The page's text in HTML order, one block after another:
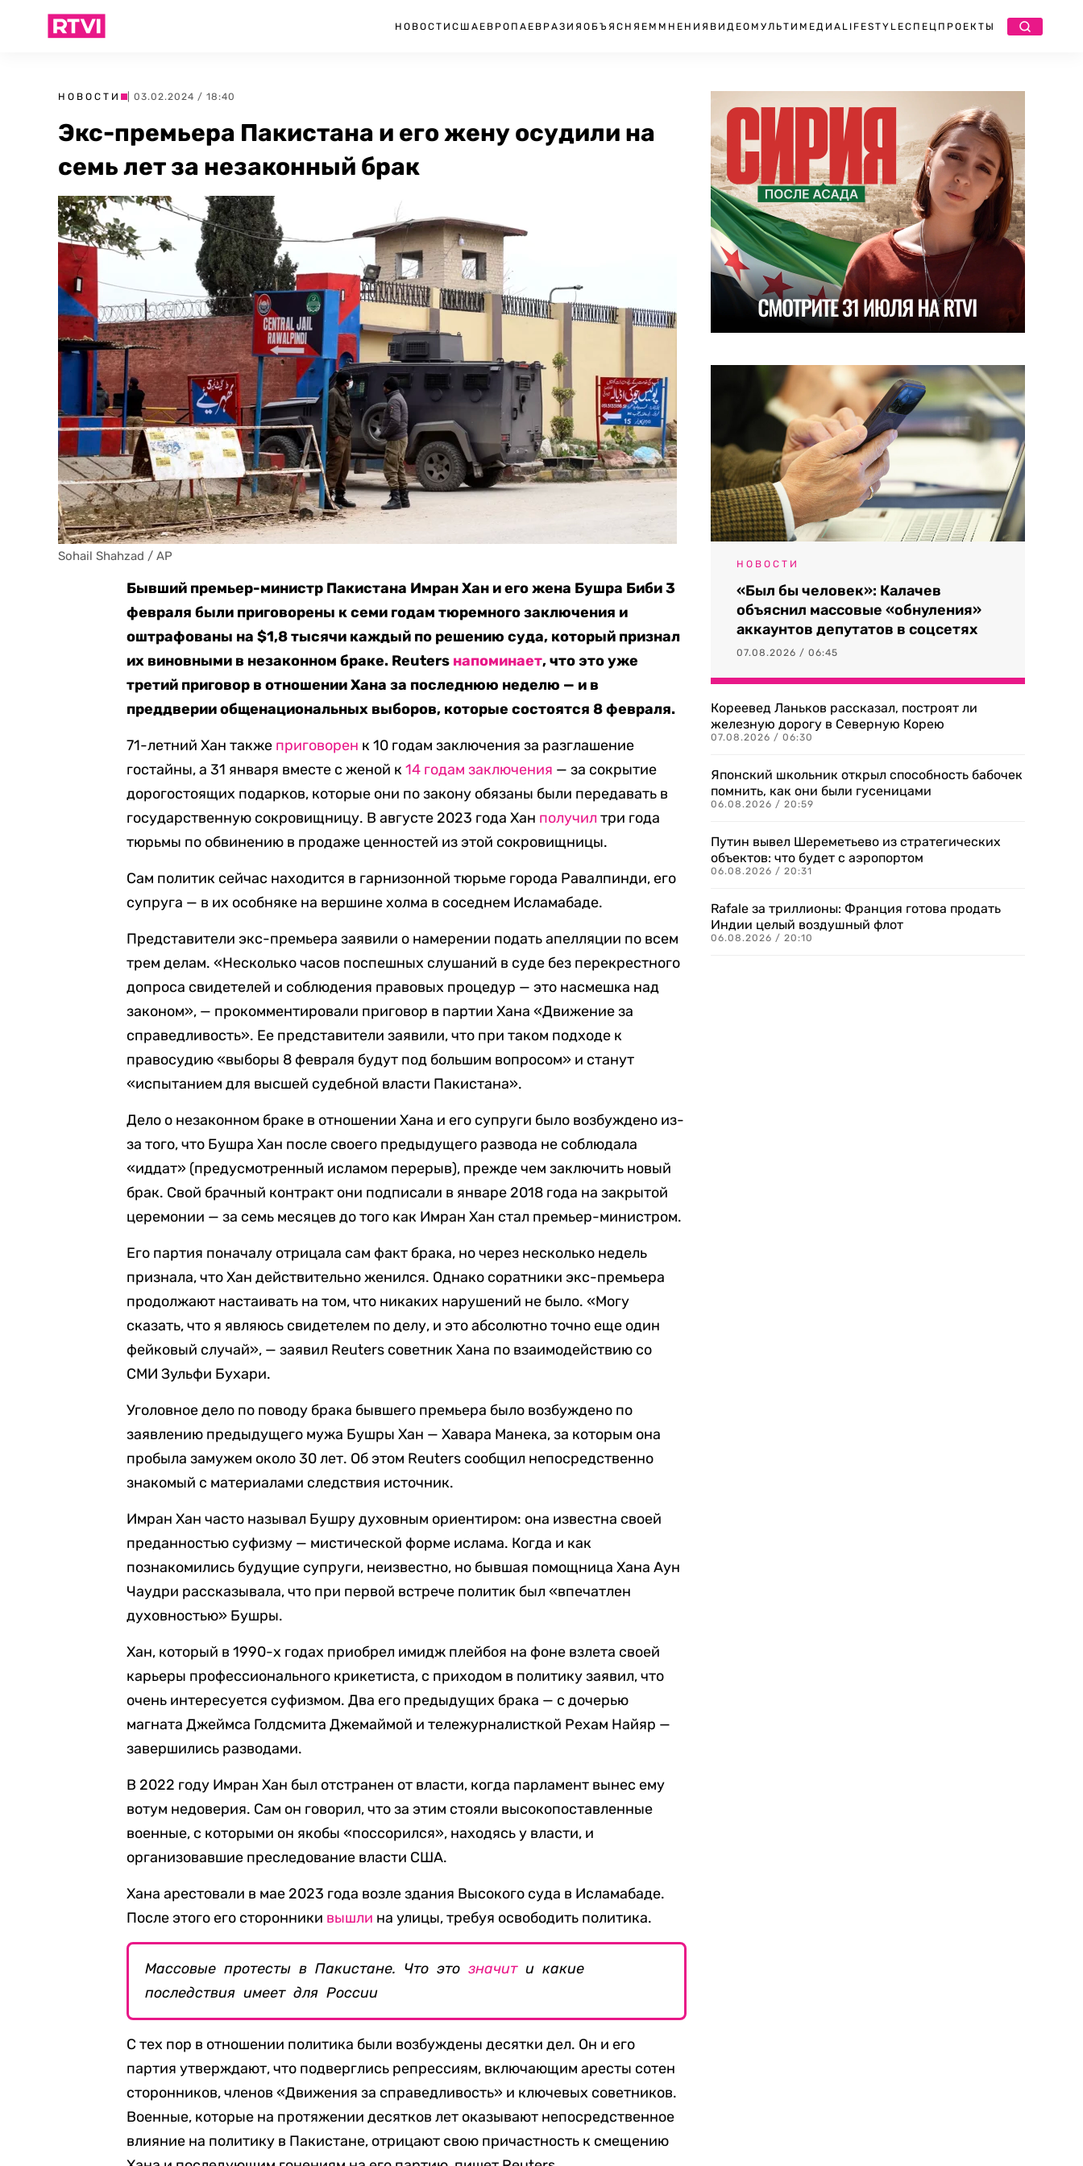
НОВОСТИ США ЕВРОПА ЕВРАЗИЯ ОБЪЯСНЯЕМ МНЕНИЯ ВИДЕО МУЛЬТИМЕДИА LIFESTYLEСПЕЦПРОЕКТЫ
НОВОСТИ | 03.02.2024 / 18:40
Экс-премьера Пакистана и его жену осудили на
семь лет за незаконный брак
Sohail Shahzad / AP
Бывший премьер-министр Пакистана Имран Хан и его жена Бушра Биби 3
февраля были приговорены к семи годам тюремного заключения и
оштрафованы на $1,8 тысячи каждый по решению суда, который признал
их виновными в незаконном браке. Reuters напоминает, что это уже
третий приговор в отношении Хана за последнюю неделю — и в
преддверии общенациональных выборов, которые состоятся 8 февраля.
71-летний Хан также приговорен к 10 годам заключения за разглашение
гостайны, а 31 января вместе с женой к14 годам заключения — за сокрытие
дорогостоящих подарков, которые они по закону обязаны были передавать в
государственную сокровищницу. В августе 2023 года Хан получил три года
тюрьмы по обвинению в продаже ценностей из этой сокровищницы.
Сам политик сейчас находится в гарнизонной тюрьме города Равалпинди, его
супруга — в их особняке на вершине холма в соседнем Исламабаде.
Представители экс-премьера заявили о намерении подать апелляции по всем
трем делам. «Несколько часов поспешных слушаний в суде без перекрестного
допроса свидетелей и соблюдения правовых процедур — это насмешка над
законом», — прокомментировали приговор в партии Хана «Движение за
справедливость». Ее представители заявили, что при таком подходе к
правосудию «выборы 8 февраля будут под большим вопросом» и станут
«испытанием для высшей судебной власти Пакистана».
Дело о незаконном браке в отношении Хана и его супруги было возбуждено из-
за того, что Бушра Хан после своего предыдущего развода не соблюдала
«иддат» (предусмотренный исламом перерыв), прежде чем заключить новый
брак. Свой брачный контракт они подписали в январе 2018 года на закрытой
церемонии — за семь месяцев до того как Имран Хан стал премьер-министром.
Его партия поначалу отрицала сам факт брака, но через несколько недель
признала, что Хан действительно женился. Однако соратники экс-премьера
продолжают настаивать на том, что никаких нарушений не было. «Могу
сказать, что я являюсь свидетелем по делу, и это абсолютно точно еще один
фейковый случай», — заявил Reuters советник Хана по взаимодействию со
СМИ Зульфи Бухари.
Уголовное дело по поводу брака бывшего премьера было возбуждено по
заявлению предыдущего мужа Бушры Хан — Хавара Манека, за которым она
пробыла замужем около 30 лет. Об этом Reuters сообщил непосредственно
знакомый с материалами следствия источник.
Имран Хан часто называл Бушру духовным ориентиром: она известна своей
преданностью суфизму — мистической форме ислама. Когда и как
познакомились будущие супруги, неизвестно, но бывшая помощница Хана Аун
Чаудри рассказывала, что при первой встрече политик был «впечатлен
духовностью» Бушры.
Хан, который в 1990-х годах приобрел имидж плейбоя на фоне взлета своей
карьеры профессионального крикетиста, с приходом в политику заявил, что
очень интересуется суфизмом. Два его предыдущих брака — с дочерью
магната Джеймса Голдсмита Джемаймой и тележурналисткой Рехам Найяр —
завершились разводами.
В 2022 году Имран Хан был отстранен от власти, когда парламент вынес ему
вотум недоверия. Сам он говорил, что за этим стояли высокопоставленные
военные, с которыми он якобы «поссорился», находясь у власти, и
организовавшие преследование власти США.
Хана арестовали в мае 2023 года возле здания Высокого суда в Исламабаде.
После этого его сторонники вышли на улицы, требуя освободить политика.
Массовые протесты в Пакистане. Что этозначити какие
последствия имеет для России
С тех пор в отношении политика были возбуждены десятки дел. Он и его
партия утверждают, что подверглись репрессиям, включающим аресты сотен
сторонников, членов «Движения за справедливость» и ключевых советников.
Военные, которые на протяжении десятков лет оказывают непосредственное
влияние на политику в Пакистане, отрицают свою причастность к смещению
НОВОСТИ
«Был бы человек»: Калачев
объяснил массовые «обнуления»
аккаунтов депутатов в соцсетях
07.08.2026 / 06:45
Кореевед Ланьков рассказал, построят ли
железную дорогу в Северную Корею
07.08.2026 / 06:30
Японский школьник открыл способность бабочек
помнить, как они были гусеницами
06.08.2026 / 20:59
Путин вывел Шереметьево из стратегических
объектов: что будет с аэропортом
06.08.2026 / 20:31
Rafale за триллионы: Франция готова продать
Индии целый воздушный флот
06.08.2026 / 20:10